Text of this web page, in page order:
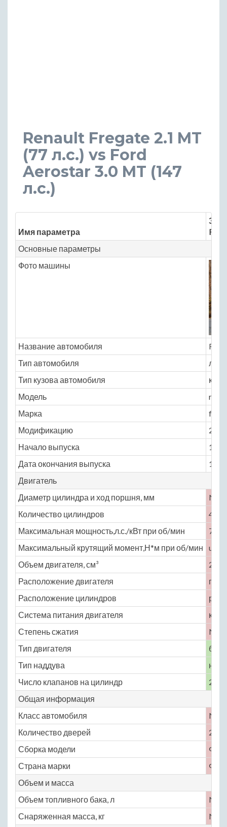
Renault Fregate 2.1 MT
(77 л.с.) vs Ford
Aerostar 3.0 MT (147
л.с.)
Имя параметра
Основные параметры
Фото машины
Название автомобиля
Тип автомобиля
Тип кузова автомобиля
Модель
Марка
Модификацию
2.1
Начало выпуска
1951
Дата окончания выпуска
1960
Двигатель
Диаметр цилиндра и ход поршня, мм
No
Количество цилиндров
4
Максимальная мощность,л.с./кВт при об/мин
77 /
Максимальный крутящий момент,Н*м при об/мин
Объем двигателя, см³
2141
Расположение двигателя
Расположение цилиндров
Система питания двигателя
Степень сжатия
No
Тип двигателя
Тип наддува
нет
Число клапанов на цилиндр
2
Общая информация
Класс автомобиля
No
Количество дверей
2
Сборка модели
Страна марки
Объем и масса
Объем топливного бака, л
No
Снаряженная масса, кг
No